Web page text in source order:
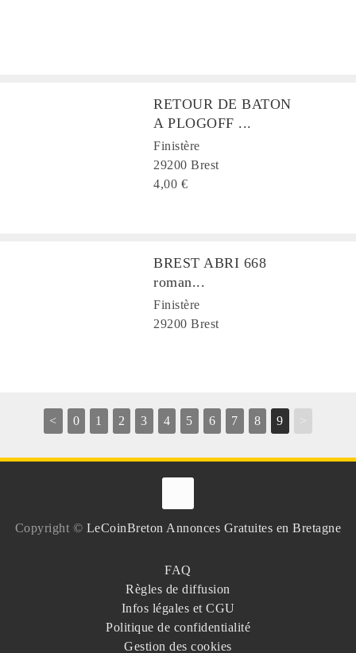
RETOUR DE BATON
A PLOGOFF ...
Finistère
29200 Brest
4,00 €
BREST ABRI 668
roman...
Finistère
29200 Brest
< 0 1 2 3 4 5 6 7 8 9 >
Copyright © LeCoinBreton Annonces Gratuites en Bretagne
FAQ
Règles de diffusion
Infos légales et CGU
Politique de confidentialité
Gestion des cookies